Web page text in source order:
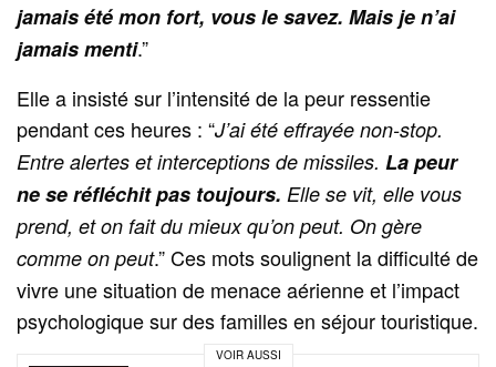
jamais été mon fort, vous le savez. Mais je n’ai
jamais menti.”
Elle a insisté sur l’intensité de la peur ressentie
pendant ces heures : “J’ai été effrayée non-stop.
Entre alertes et interceptions de missiles. La peur
ne se réfléchit pas toujours. Elle se vit, elle vous
prend, et on fait du mieux qu’on peut. On gère
comme on peut.” Ces mots soulignent la difficulté de
vivre une situation de menace aérienne et l’impact
psychologique sur des familles en séjour touristique.
VOIR AUSSI